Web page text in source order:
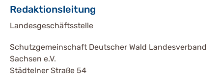
Redaktionsleitung
Landesgeschäftsstelle
Schutzgemeinschaft Deutscher Wald Landesverband
Sachsen e.V.
Städtelner Straße 54